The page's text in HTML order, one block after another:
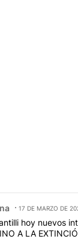
17 DE MARZO DE
hoy nuevos
A LA